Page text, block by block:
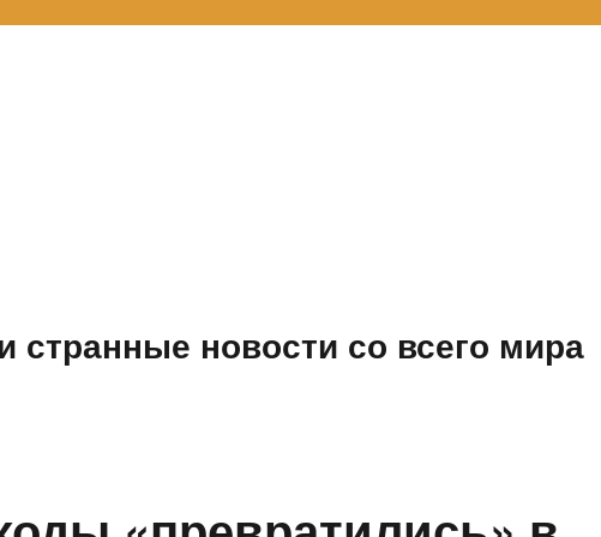
новости со всего мира